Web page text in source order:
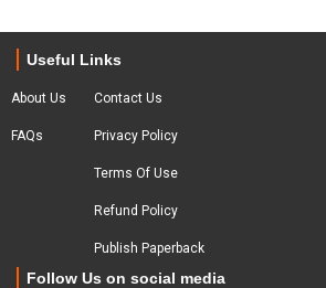
Useful Links
About Us
FAQs
Contact Us
Privacy Policy
Terms Of Use
Refund Policy
Publish Paperback
Follow Us on social media